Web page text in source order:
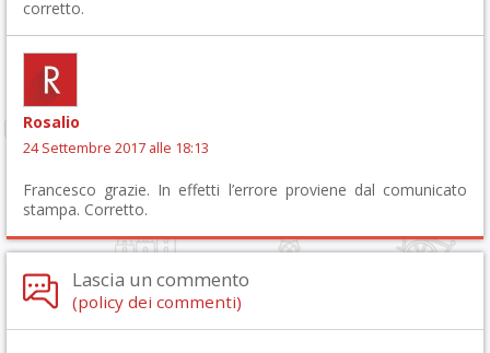
corretto.
Rosalio
24 Settembre 2017 alle 18:13
Francesco grazie. In effetti l’errore proviene dal comunicato
stampa. Corretto.
Lascia un commento
(policy dei commenti)